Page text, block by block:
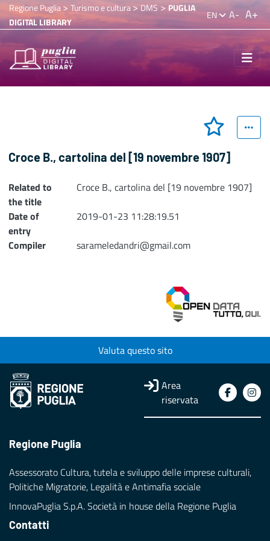
Regione Puglia> Turismo e cultura>DMS > PUGLIA
DIGITAL LIBRARY
EN A- A+
Croce B., cartolina del [19 novembre 1907]
Related to
the title
Croce B., cartolina del [19 novembre 1907]
Date of
entry
2019-01-23 11:28:19.51
Compiler
sarameledandri@gmail.com
Valuta questo sito
Area
riservata
Regione Puglia
Assessorato Cultura, tutela e sviluppo delle imprese culturali,
Politiche Migratorie, Legalità e Antimafia sociale
InnovaPuglia S.p.A. Società in house della Regione Puglia
Contatti